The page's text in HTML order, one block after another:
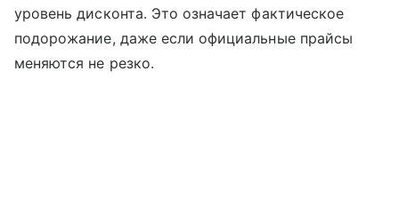
уровень дисконта. Это означает фактическое
подорожание, даже если официальные прайсы
меняются не резко.